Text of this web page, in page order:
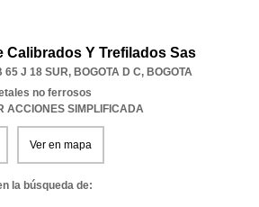
Calibrados Y Trefilados Sas
65 J 18 SUR, BOGOTA D C, BOGOTA
no ferrosos
ACCIONES SIMPLIFICADA
Ver en mapa
la búsqueda de: